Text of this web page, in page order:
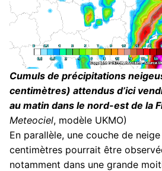
Cumuls de précipitations
centimètres) attendus d’ici
au matin dans le nord-est de la
Meteociel, modèle UKMO)
En parallèle, une couche de
centimètres pourrait être
notamment dans une grande